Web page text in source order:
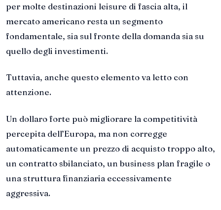
per molte destinazioni leisure di fascia alta, il
mercato americano resta un segmento
fondamentale, sia sul fronte della domanda sia su
quello degli investimenti.
Tuttavia, anche questo elemento va letto con
attenzione.
Un dollaro forte può migliorare la competitività
percepita dell’Europa, ma non corregge
automaticamente un prezzo di acquisto troppo alto,
un contratto sbilanciato, un business plan fragile o
una struttura finanziaria eccessivamente
aggressiva.